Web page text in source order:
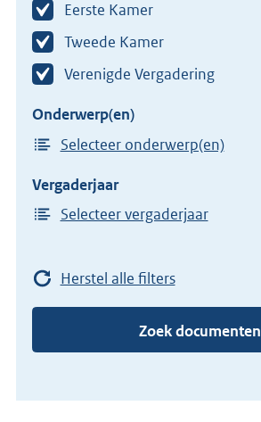
Eerste Kamer
Tweede Kamer
Verenigde Vergadering
Onderwerp(en)
Selecteer onderwerp(en)
Vergaderjaar
Selecteer vergaderjaar
Herstel alle filters
Zoek documenten